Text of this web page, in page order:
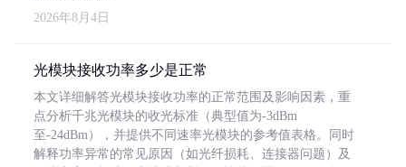
2026年8月4日
光模块接收功率多少是正常
本文详细解答光模块接收功率的正常范围及影响因素，重
点分析千兆光模块的收光标准（典型值为-3dBm
至-24dBm），并提供不同速率光模块的参考值表格。同时
解释功率异常的常见原因（如光纤损耗、连接器问题）及